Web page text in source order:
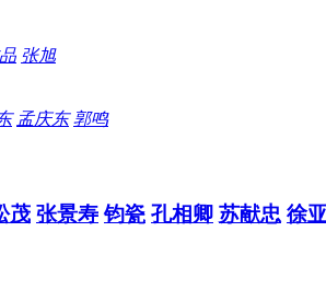
张旭
孟庆东 郭鸣
茂 张景寿 钧瓷 孔相卿 苏献忠 徐